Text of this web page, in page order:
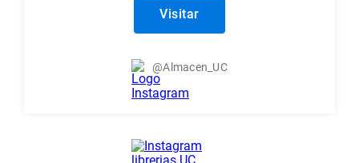
Visitar
@Almacen_UC